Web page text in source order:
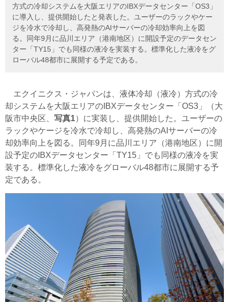
方式の冷却システムを大阪エリアのIBXデータセンター「OS3」
に導入し、提供開始したと発表した。ユーザーのラックやケー
ジを冷水で冷却し、高発熱のAIサーバーの冷却効率向上を図
る。同年9月に品川エリア（港南地区）に開設予定のデータセン
ター「TY15」でも同様の液冷を実装する。標準化した液冷をグ
ローバル48都市に展開する予定である。
エクイニクス・ジャパンは、液体冷却（液冷）方式の冷
却システムを大阪エリアのIBXデータセンター「OS3」（大
阪市中央区、 写真1）に実装し、提供開始した。ユーザーの
ラックやケージを冷水で冷却し、高発熱のAIサーバーの冷
却効率向上を図る。同年9月に品川エリア（港南地区）に開
設予定のIBXデータセンター「TY15」でも同様の液冷を実
装する。標準化した液冷をグローバル48都市に展開する予
定である。